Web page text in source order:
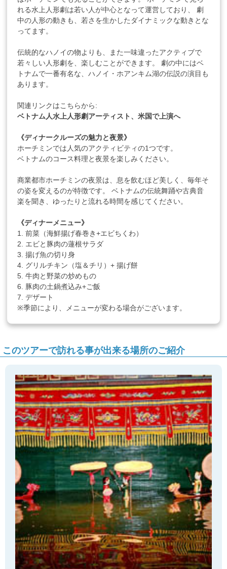
れる水上人形劇は若い人が中心となって運営しており、 劇
中の人形の動きも、若さを生かしたダイナミックな動きとな
ってます。
伝統的なハノイの物よりも、また一味違ったアクティブで
若々しい人形劇を、楽しむことができます。 劇の中にはベ
トナムで一番有名な、ハノイ・ホアンキム湖の伝説の演目も
あります。
関連リンクはこちらから:
ベトナム人水上人形劇アーティスト、米国で上演へ
《ディナークルーズの魅力と夜景》
ホーチミンでは人気のアクティビティの1つです。
ベトナムのコース料理と夜景を楽しみください。
商業都市ホーチミンの夜景は、息を飲むほど美しく、毎年そ
の姿を変えるのが特徴です。 ベトナムの伝統舞踊や古典音
楽を聞き、ゆったりと流れる時間を感じてください。
《ディナーメニュー》
1. 前菜（海鮮揚げ春巻き+エビちくわ）
2. エビと豚肉の蓮根サラダ
3. 揚げ魚の切り身
4. グリルチキン（塩＆チリ）+ 揚げ餅
5. 牛肉と野菜の炒めもの
6. 豚肉の土鍋煮込み+ご飯
7. デザート
※季節により、メニューが変わる場合がございます。
このツアーで訪れる事が出来る場所のご紹介